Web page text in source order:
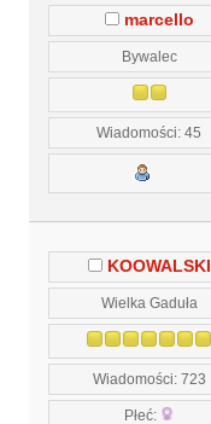
marcello
Bywalec
Wiadomości: 45
KOOWALSKI
Wielka Gaduła
Wiadomości: 723
Płeć: